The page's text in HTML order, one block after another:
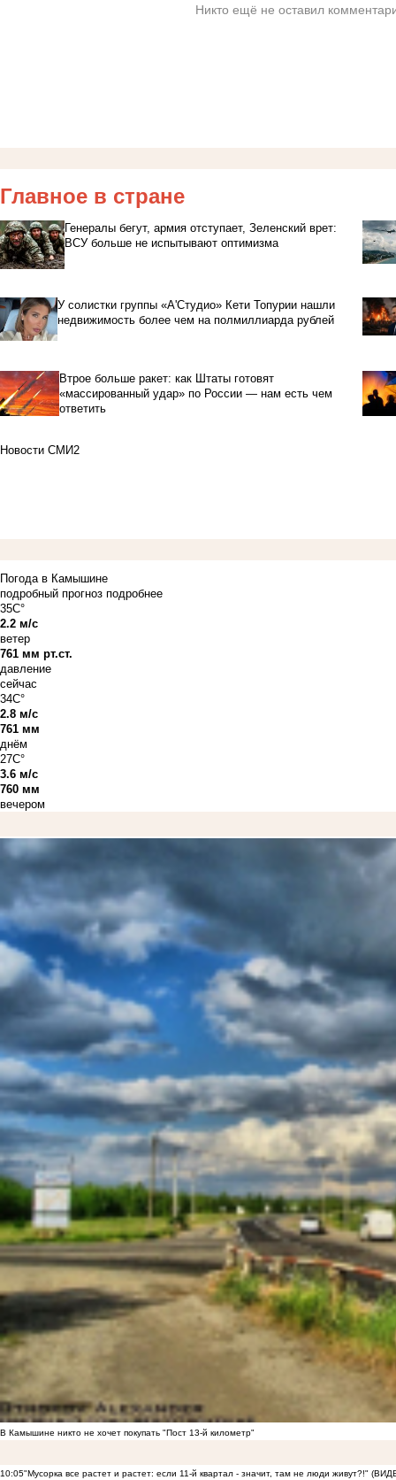
Никто ещё не оставил
Главное в стране
Генералы бегут, армия отступает, Зеленский врет:
ВСУ больше не испытывают оптимизма
У солистки группы «А'Студио» Кети Топурии нашли
недвижимость более чем на полмиллиарда рублей
Втрое больше ракет: как Штаты готовят
«массированный удар» по России — нам есть чем
ответить
Новости СМИ2
Погода в Камышине
подробный прогноз подробнее
35C°
2.2 м/с
ветер
761 мм рт.ст.
давление
сейчас
34C°
2.8 м/с
761 мм
днём
27C°
3.6 м/с
760 мм
вечером
В Камышине никто не хочет покупать "Пост 13-й километр"
10:05"Мусорка все растет и растет: если 11-й квартал - значит, там не люди живут?!"